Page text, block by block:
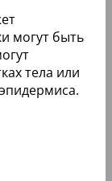
могут быть
тела или